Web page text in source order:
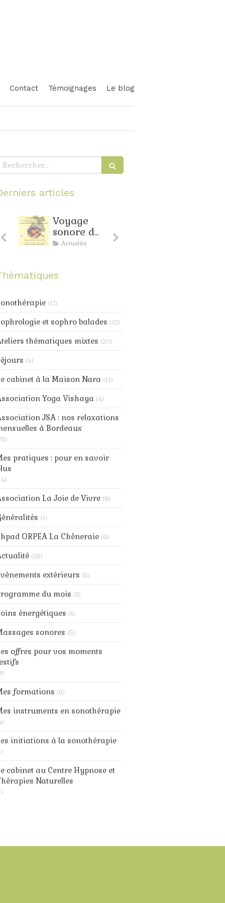
Contact Témoignages Le blog
Rechercher
articles
Voyage
sonore de
juin à
Actualité
(17)
et sophro balades (12)
thématiques mixtes (20)
(4)
cabinet à la Maison Nara (11)
Yoga Vishaya (4)
JSA : nos relaxations
à Bordeaux
pratiques : pour en savoir
La Joie de Vivre (9)
(1)
ORPEA La Chêneraie (6)
(26)
extérieurs (5)
du mois (2)
énergétiques (1)
sonores (5)
offres pour vos moments
formations (6)
instruments en sonothérapie
initiations à la sonothérapie
cabinet au Centre Hypnose et
Naturelles